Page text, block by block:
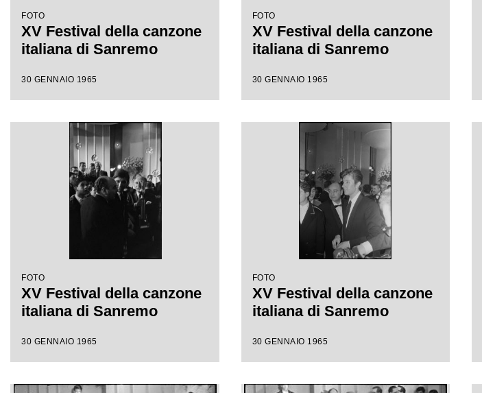
FOTO
XV Festival della canzone
italiana di Sanremo
30 GENNAIO 1965
FOTO
XV Festival della canzone
italiana di Sanremo
30 GENNAIO 1965
FOTO
XV Festival della canzone
italiana di Sanremo
30 GENNAIO 1965
FOTO
XV Festival della canzone
italiana di Sanremo
30 GENNAIO 1965